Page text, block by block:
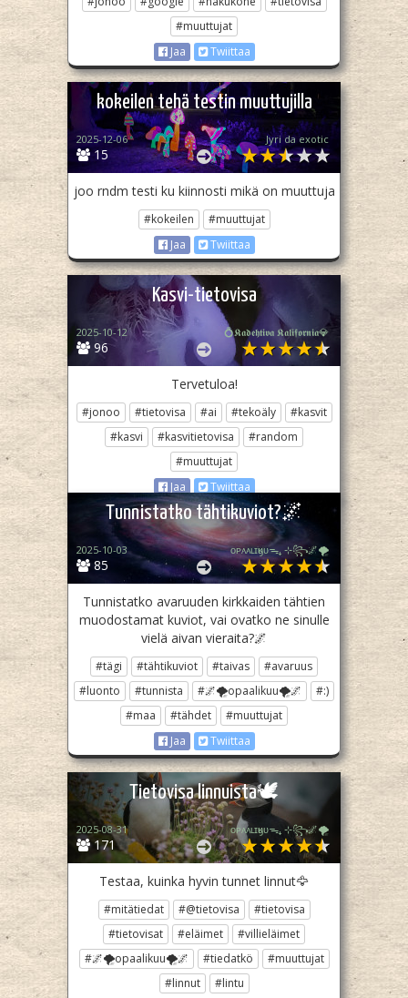
#muuttujat
Jaa
Twiittaa
kokeilen tehä testin muuttujilla
15
2025-12-06 Jyri da exotic
joo rndm testi ku kiinnosti mikä on muuttuja
#kokeilen
#muuttujat
Jaa
Twiittaa
Kasvi-tietovisa
96
2025-10-12 💍𝕶𝖆𝖉𝖊𝖍𝖙𝖎𝖛𝖆 𝕶𝖆𝖑𝖎𝖋𝖔𝖗𝖓𝖎𝖆💎
Tervetuloa!
#jonoo #tietovisa #ai #tekoäly
#kasvit
#kasvi
#kasvitietovisa
#random
#muuttujat
Jaa
Twiittaa
Tunnistatko tähtikuviot?🌌
85
2025-10-03 ᴏᴘᴀᴀʟɪӄᴜᴜᯓ₊ ⊹꧂🌌🌪
Tunnistatko avaruuden kirkkaiden tähtien
muodostamat kuviot, vai ovatko ne sinulle
vielä aivan vieraita?🌌
#tägi #tähtikuviot #taivas
#avaruus
#luonto
#tunnista #🌌🌪opaalikuu🌪🌌
#:)
#maa
#tähdet
#muuttujat
Jaa
Twiittaa
Tietovisa linnuista🕊
171
2025-08-31 ᴏᴘᴀᴀʟɪӄᴜᴜᯓ₊ ⊹꧂🌌🌪
Testaa, kuinka hyvin tunnet linnut🦅
#mitätiedat #@tietovisa
#tietovisa
#tietovisat
#eläimet
#villieläimet
#🌌🌪opaalikuu🌪🌌
#tiedatkö
#muuttujat
#linnut
#lintu